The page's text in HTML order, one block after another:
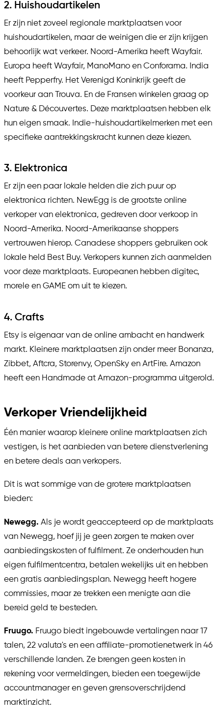
2. Huishoudartikelen
Er zijn niet zoveel regionale marktplaatsen voor
huishoudartikelen, maar de weinigen die er zijn krijgen
behoorlijk wat verkeer. Noord-Amerika heeft Wayfair.
Europa heeft Wayfair, ManoMano en Conforama. India
heeft Pepperfry. Het Verenigd Koninkrijk geeft de
voorkeur aan Trouva. En de Fransen winkelen graag op
Nature & Découvertes. Deze marktplaatsen hebben elk
hun eigen smaak. Indie-huishoudartikelmerken met een
specifieke aantrekkingskracht kunnen deze kiezen.
3. Elektronica
Er zijn een paar lokale helden die zich puur op
elektronica richten. NewEgg is de grootste online
verkoper van elektronica, gedreven door verkoop in
Noord-Amerika. Noord-Amerikaanse shoppers
vertrouwen hierop. Canadese shoppers gebruiken ook
lokale held Best Buy. Verkopers kunnen zich aanmelden
voor deze marktplaats. Europeanen hebben digitec,
morele en GAME om uit te kiezen.
4. Crafts
Etsy is eigenaar van de online ambacht en handwerk
markt. Kleinere marktplaatsen zijn onder meer Bonanza,
Zibbet, Aftcra, Storenvy, OpenSky en ArtFire. Amazon
heeft een Handmade at Amazon-programma uitgerold.
Verkoper Vriendelijkheid
Één manier waarop kleinere online marktplaatsen zich
vestigen, is het aanbieden van betere dienstverlening
en betere deals aan verkopers.
Dit is wat sommige van de grotere marktplaatsen
bieden:
Newegg. Als je wordt geaccepteerd op de marktplaats
van Newegg, hoef jij je geen zorgen te maken over
aanbiedingskosten of fulfilment. Ze onderhouden hun
eigen fulfilmentcentra, betalen wekelijks uit en hebben
een gratis aanbiedingsplan. Newegg heeft hogere
commissies, maar ze trekken een menigte aan die
bereid geld te besteden.
Fruugo. Fruugo biedt ingebouwde vertalingen naar 17
talen, 22 valuta's en een affiliate-promotienetwerk in 46
verschillende landen. Ze brengen geen kosten in
rekening voor vermeldingen, bieden een toegewijde
accountmanager en geven grensoverschrijdend
marktinzicht.